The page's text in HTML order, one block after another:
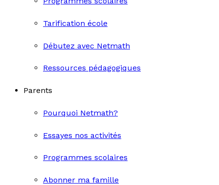
Tarification école
Débutez avec Netmath
Ressources pédagogiques
Parents
Pourquoi Netmath?
Essayes nos activités
Programmes scolaires
Abonner ma famille